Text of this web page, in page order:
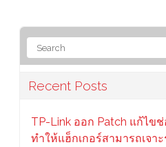
Recent Posts
TP-Link ออก Patch แก้ไข
ทำให้แฮ็กเกอร์สามารถเจา